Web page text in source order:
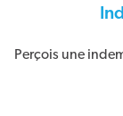
Perçois une